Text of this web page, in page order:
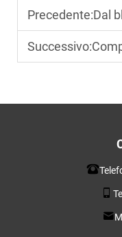
Precedente:Dal
Successivo: